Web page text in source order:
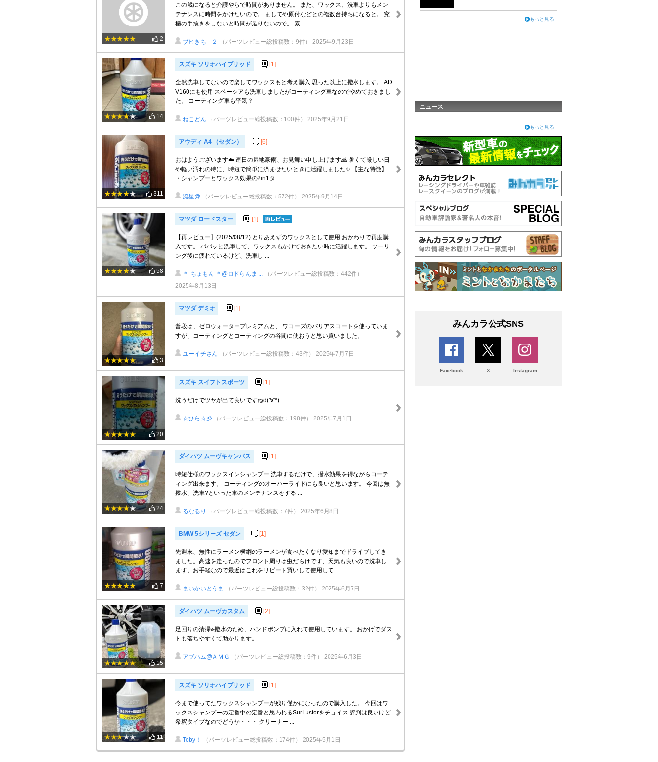
2
この歳になると介護やらで時間がありません。 また、ワックス、洗車よりもメン
テナンスに時間をかけたいので。 ましてや原付などとの複数台持ちになると。 究
極の手抜きをしないと時間が足りないので。 素 ...
ブヒきち ２ （パーツレビュー総投稿数：9件） 2025年9月23日
14
スズキ ソリオハイブリッド [1]
全然洗車してないので楽してワックスもと考え購入 思った以上に撥水します。 AD
V160にも使用 スペーシアも洗車しましたがコーティング車なのでやめておきまし
た。 コーティング車も平気？
ねこどん （パーツレビュー総投稿数：100件） 2025年9月21日
311
アウディ A4 （セダン） [6]
おはようございます☁️ 連日の局地豪雨、お見舞い申し上げます🙇 暑くて厳しい日
や軽い汚れの時に、時短で簡単に済ませたいときに活躍しました✨ 【主な特徴】
・シャンプーとワックス効果の2in1タ ...
流星@ （パーツレビュー総投稿数：572件） 2025年9月14日
58
マツダ ロードスター [1]
【再レビュー】(2025/08/12) とりあえずのワックスとして使用 おかわりで再度購
入です。 パパッと洗車して、ワックスもかけておきたい時に活躍します。 ツーリ
ング後に疲れているけど、洗車し ...
＊-ちょもん-＊@ロドらんま ...
（パーツレビュー総投稿数：442件）
2025年8月13日
3
マツダ デミオ [1]
普段は、ゼロウォータープレミアムと、 ワコーズのバリアスコートを使っていま
すが、コーティングとコーティングの谷間に使おうと思い買いました。
ユーイチさん （パーツレビュー総投稿数：43件） 2025年7月7日
20
スズキ スイフトスポーツ [1]
洗うだけでツヤが出て良いですねd('∀'*)
☆ひら☆彡 （パーツレビュー総投稿数：198件） 2025年7月1日
24
ダイハツ ムーヴキャンバス [1]
時短仕様のワックスインシャンプー 洗車するだけで、撥水効果を得ながらコーテ
ィング出来ます。 コーティングのオーバーライドにも良いと思います。 今回は無
撥水、洗車?といった車のメンテナンスをする ...
るなるり （パーツレビュー総投稿数：7件） 2025年6月8日
7
BMW 5シリーズ セダン [1]
先週末、無性にラーメン横綱のラーメンが食べたくなり愛知までドライブしてき
ました。高速を走ったのでフロント周りは虫だらけです、天気も良いので洗車し
ます。お手軽なので最近はこれをリピート買いして使用して ...
まいかいとうま （パーツレビュー総投稿数：32件） 2025年6月7日
15
ダイハツ ムーヴカスタム [2]
足回りの清掃&撥水のため、ハンドポンプに入れて使用しています。 おかげでダス
トも落ちやすくて助かります。
アブハム@ＡＭＧ （パーツレビュー総投稿数：9件） 2025年6月3日
11
スズキ ソリオハイブリッド [1]
今まで使ってたワックスシャンプーが残り僅かになったので購入した。 今回はワ
ックスシャンプーの定番中の定番と思われるSurLusterをチョイス 評判は良いけど
希釈タイプなのでどうか・・・ クリーナー ...
Toby！ （パーツレビュー総投稿数：174件） 2025年5月1日
もっと見る
ニュース
もっと見る
みんカラ公式SNS
Facebook X Instagram